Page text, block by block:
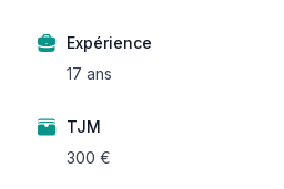
Expérience
17 ans
TJM
300 €